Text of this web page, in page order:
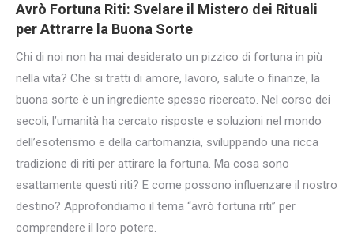
Avrò Fortuna Riti: Svelare il Mistero dei Rituali
per Attrarre la Buona Sorte
Chi di noi non ha mai desiderato un pizzico di fortuna in più
nella vita? Che si tratti di amore, lavoro, salute o finanze, la
buona sorte è un ingrediente spesso ricercato. Nel corso dei
secoli, l’umanità ha cercato risposte e soluzioni nel mondo
dell’esoterismo e della cartomanzia, sviluppando una ricca
tradizione di riti per attirare la fortuna. Ma cosa sono
esattamente questi riti? E come possono influenzare il nostro
destino? Approfondiamo il tema “avrò fortuna riti” per
comprendere il loro potere.